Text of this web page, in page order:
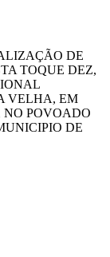
DE
TOQUE DEZ,
VELHA, EM
POVOADO
DE